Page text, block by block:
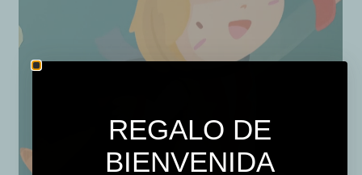
REGALO DE
BIENVENIDA